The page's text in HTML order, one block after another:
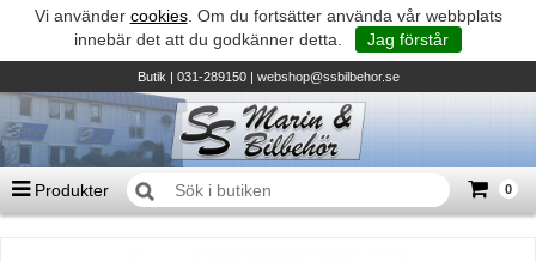
Vi använder cookies. Om du fortsätter använda vår webbplats
innebär det att du godkänner detta.
Jag förstår
Butik| 031-289150 | webshop@ssbilbehor.se
Produkter 0